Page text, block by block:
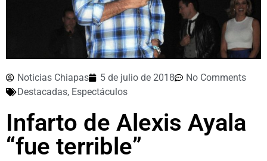
Noticias Chiapas 5 de julio de 2018
No Comments
Destacadas, Espectáculos
Infarto de Alexis Ayala
“fue terrible”